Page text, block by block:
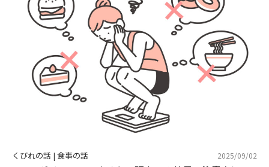
くびれの話 | 食事の話 2025/09/02